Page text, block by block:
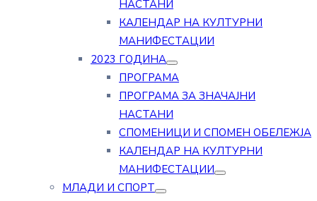
НАСТАНИ
КАЛЕНДАР НА КУЛТУРНИ
МАНИФЕСТАЦИИ
2023 ГОДИНА
ПРОГРАМА
ПРОГРАМА ЗА ЗНАЧАЈНИ
НАСТАНИ
СПОМЕНИЦИ И СПОМЕН ОБЕЛЕЖЈА
КАЛЕНДАР НА КУЛТУРНИ
МАНИФЕСТАЦИИ
МЛАДИ И СПОРТ